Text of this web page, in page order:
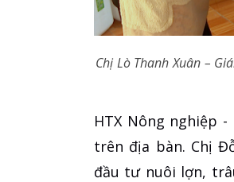
Chị Lò Thanh Xuân –
HTX Nông nghiệp
trên địa bàn. Chị
đầu tư nuôi lợn,